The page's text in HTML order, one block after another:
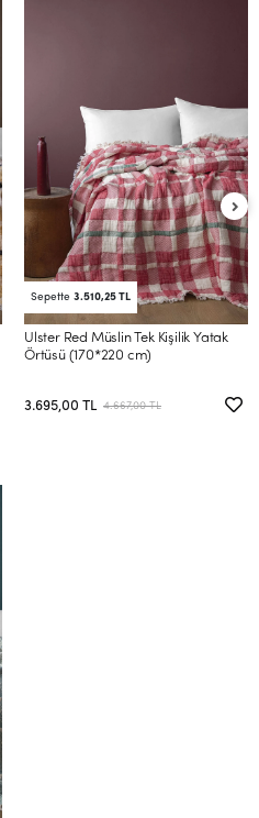
Sepette 3.510,25 TL
Ulster Red Müslin Tek Kişilik Yatak
Örtüsü (170*220 cm)
3.695,00 TL 4.667,00 TL